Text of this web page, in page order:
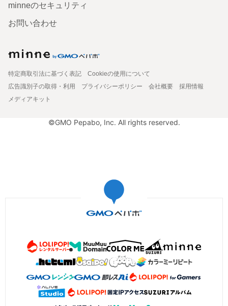
minneのセキュリティ
お問い合わせ
特定商取引法に基づく表記
Cookieの使用について
広告識別子の取得・利用
プライバシーポリシー 会社概要
採用情報
メディアキット
©GMO Pepabo, Inc. All rights reserved.